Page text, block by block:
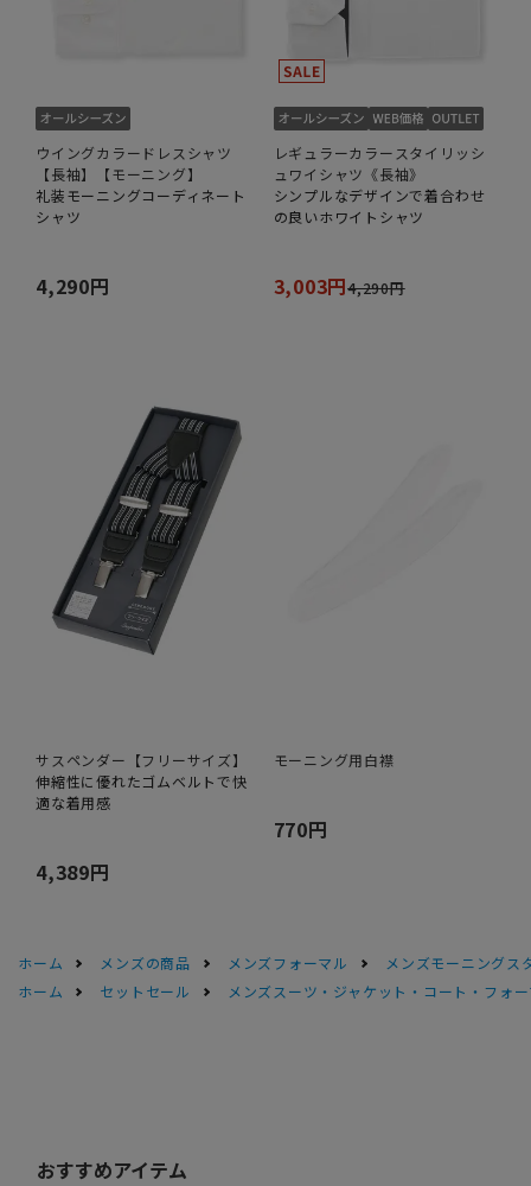
ウイングカラードレスシャツ
【長袖】【モーニング】
礼装モーニングコーディネート
シャツ
4,290円
レギュラーカラースタイリッシ
ュワイシャツ《長袖》
シンプルなデザインで着合わせ
の良いホワイトシャツ
3,003円4,290円
サスペンダー【フリーサイズ】
伸縮性に優れたゴムベルトで快
適な着用感
4,389円
モーニング用白襟
770円
ホーム メンズの商品 メンズフォーマル
メンズモーニングス
ホーム
セットセール メンズスーツ・ジャケット・コート・フォ